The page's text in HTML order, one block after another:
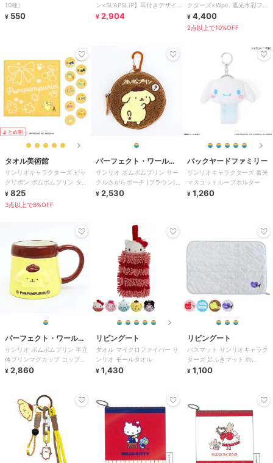
10種）
¥ 550
ン×SLAPSLIP】耳付きデザイ
ンパーカー(90~130cm)
¥ 2,904
クターズ×Wpc. 遮光水彩フラ
ワー ミニ 完全遮光 遮熱 晴雨
兼用
¥ 4,400
2点以上で10%OFF
まとめ割
タオル美術館
サンリオキャラクターズ ビッ
グリボン ポムポムプリン タオ
ルハンカチ
¥ 825
3点以上で8%OFF
パーフェクト・ワール
ド・トーキョー
サンリオ ポムポムプリン サー
クルさがらポーチ (ブラウン)
Sanrio
¥ 2,530
バックヤードファミリー
サンリオキャラクターズ 蓄光
マスコットループホルダー
¥ 1,260
パーフェクト・ワール
ド・トーキョー
サンリオ ポムポムプリン 半立
体プリンマグカップ コップ
Sanrio
¥ 2,860
リビングート
タオル マイクロファイバー サ
ンリオ モールタオル
¥ 1,430
リビングート
バスマット サンリオキャラク
ターズ 足ふきマット 約
40×60cm
¥ 1,100